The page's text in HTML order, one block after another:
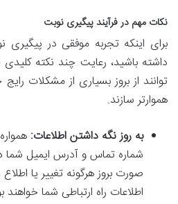
نکات مهم در فرآیند پیگیری نوبت
برای اینکه تجربه موفقی در پیگیری
داشته باشید، رعایت چند نکته
توانند از بروز بسیاری از مشکلات
هموارتر سازند.
به روز نگه داشتن اطلاعات:
شماره تماس و آدرس ایمیل شما
صورت بروز هرگونه تغییر یا
اطلاعات راه ارتباطی شما خواهند